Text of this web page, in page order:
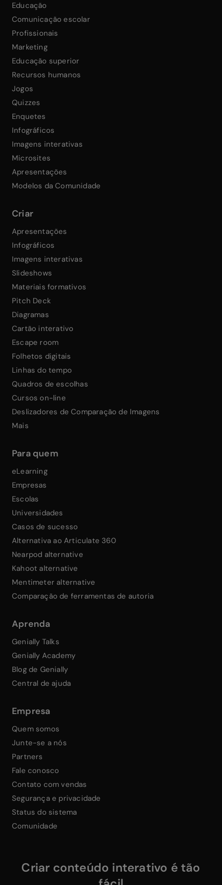
Educação
Comunicação escolar
Profissionais
Marketing
Educação superior
Recursos humanos
Jogos
Quizzes
Enquetes
Infográficos
Imagens interativas
Microsites
Apresentações
Modelos da Comunidade
Criar
Apresentações
Infográficos
Imagens interativas
Slideshows
Materiais formativos
Pitch Deck
Diagramas
Cartão interativo
Escape room
Folhetos digitais
Linhas do tempo
Quadros de escolhas
Cursos on-line
Deslizadores de Comparação de Imagens
Mais
Para quem
eLearning
Empresas
Escolas
Universidades
Casos de sucesso
Alternativa ao Articulate 360
Nearpod alternative
Kahoot alternative
Mentimeter alternative
Comparação de ferramentas de autoria
Aprenda
Genially Talks
Genially Academy
Blog de Genially
Central de ajuda
Empresa
Quem somos
Junte-se a nós
Partners
Fale conosco
Contato com vendas
Segurança e privacidade
Status do sistema
Comunidade
Criar conteúdo interativo é tão